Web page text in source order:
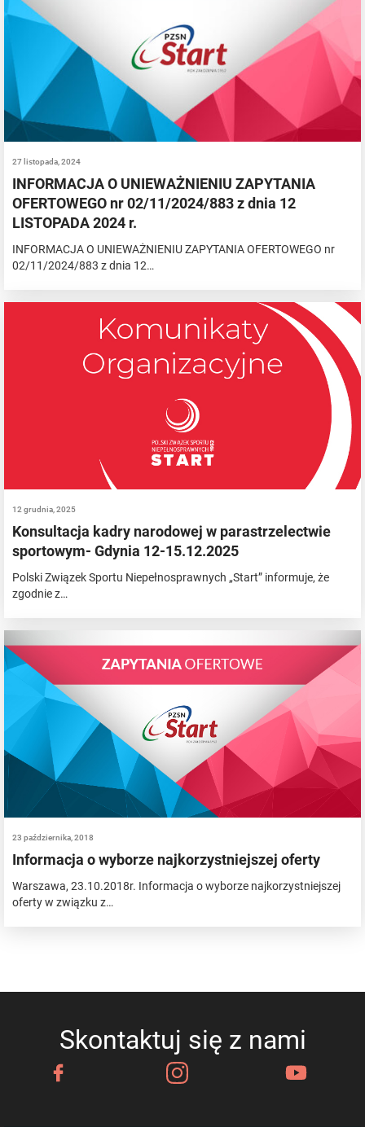
27 listopada, 2024
INFORMACJA O UNIEWAŻNIENIU ZAPYTANIA
OFERTOWEGO nr 02/11/2024/883 z dnia 12
LISTOPADA 2024 r.
INFORMACJA O UNIEWAŻNIENIU ZAPYTANIA OFERTOWEGO nr
02/11/2024/883 z dnia 12…
12 grudnia, 2025
Konsultacja kadry narodowej w parastrzelectwie
sportowym- Gdynia 12-15.12.2025
Polski Związek Sportu Niepełnosprawnych „Start” informuje, że
zgodnie z…
23 października, 2018
Informacja o wyborze najkorzystniejszej oferty
Warszawa, 23.10.2018r. Informacja o wyborze najkorzystniejszej
oferty w związku z…
Skontaktuj się z nami